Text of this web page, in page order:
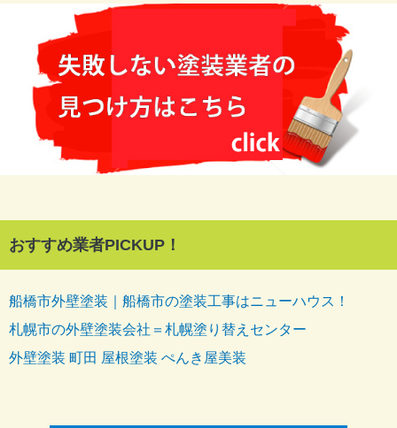
おすすめ業者PICKUP！
船橋市外壁塗装｜船橋市の塗装工事はニューハウス！
札幌市の外壁塗装会社＝札幌塗り替えセンター
外壁塗装 町田 屋根塗装 ぺんき屋美装